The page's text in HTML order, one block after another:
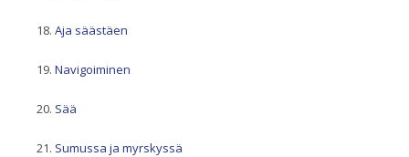
Aja säästäen
Navigoiminen
Sää
Sumussa ja myrskyssä